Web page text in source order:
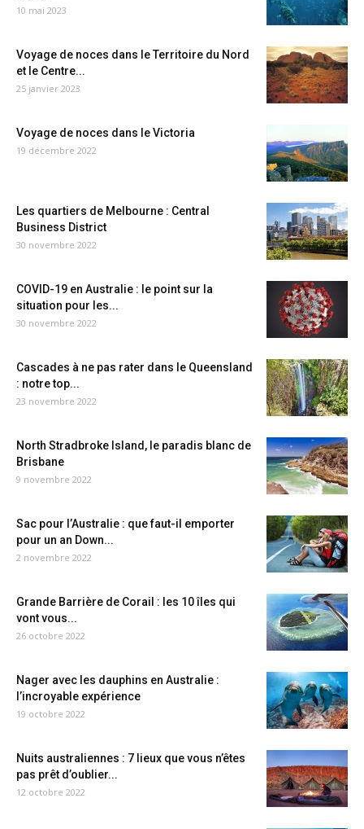
10 mai 2023
Voyage de noces dans le Territoire du Nord
et le Centre...
25 janvier 2023
Voyage de noces dans le Victoria
19 décembre 2022
Les quartiers de Melbourne : Central
Business District
30 novembre 2022
COVID-19 en Australie : le point sur la
situation pour les...
30 novembre 2022
Cascades à ne pas rater dans le Queensland
: notre top...
23 novembre 2022
North Stradbroke Island, le paradis blanc de
Brisbane
9 novembre 2022
Sac pour l’Australie : que faut-il emporter
pour un an Down...
2 novembre 2022
Grande Barrière de Corail : les 10 îles qui
vont vous...
26 octobre 2022
Nager avec les dauphins en Australie :
l’incroyable expérience
19 octobre 2022
Nuits australiennes : 7 lieux que vous n’êtes
pas prêt d’oublier...
12 octobre 2022